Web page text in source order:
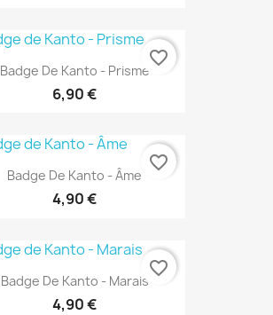
Badge De Kanto - Prisme
6,90 €
favorite_border
Badge De Kanto - Âme
4,90 €
favorite_border
Badge De Kanto - Marais
4,90 €
favorite_border